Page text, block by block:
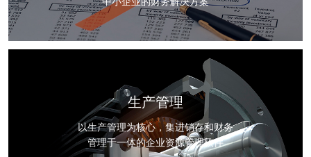
生产管理
以生产管理为核心，集进销存和财务
管理于一体的企业资源管理软件